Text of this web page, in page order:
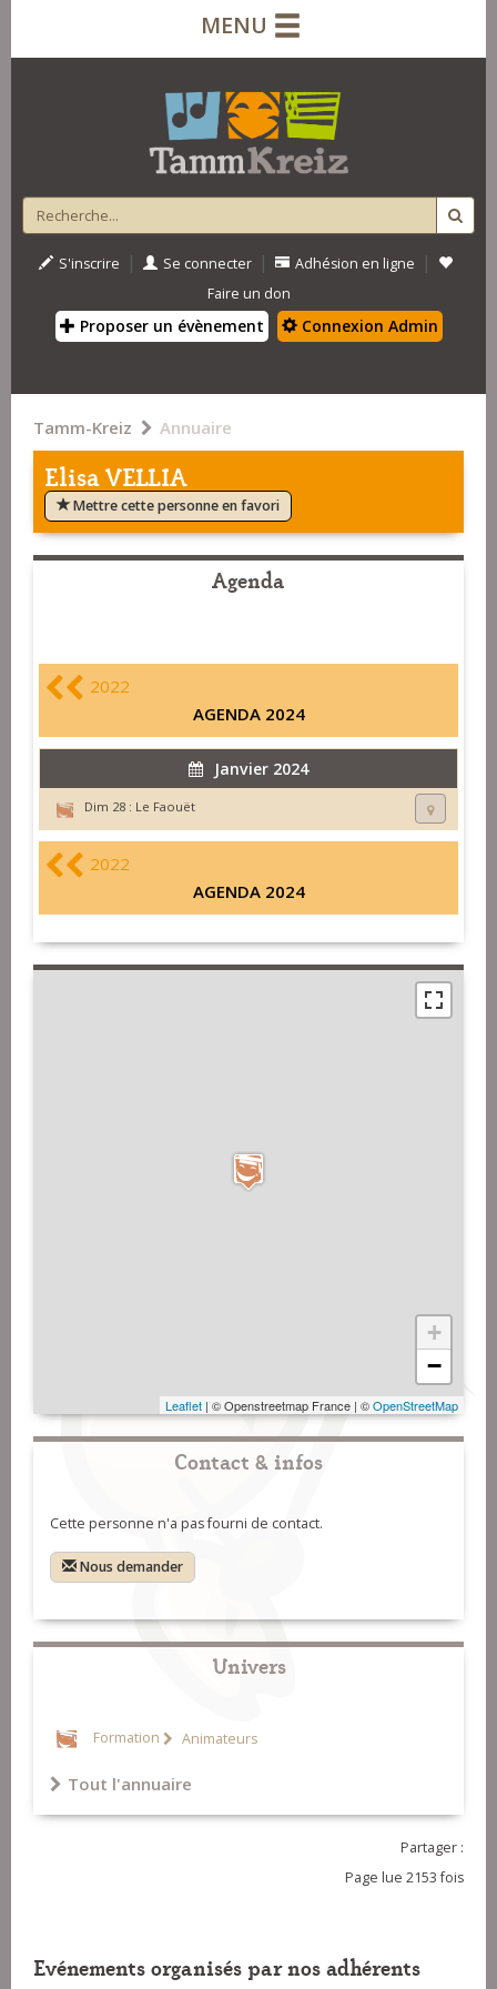
MENU
S'inscrire | Se connecter | Adhésion en ligne |
Faire un don
Proposer un évènement Connexion Admin
Tamm-Kreiz Annuaire
Elisa VELLIA
Mettre cette personne en favori
Agenda
2022
AGENDA 2024
Janvier 2024
Dim 28 : Le Faouët
2022
AGENDA 2024
+
−
Leaflet | © Openstreetmap France | ©OpenStreetMap
Contact & infos
Cette personne n'a pas fourni de contact.
Nous demander
Univers
Formation Animateurs
Tout l'annuaire
Partager :
Page lue 2153 fois
Evénements organisés par nos adhérents